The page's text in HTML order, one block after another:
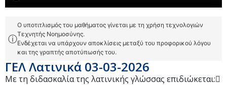
ⓘ
Ο υποτιτλισμός του μαθήματος γίνεται με τη χρήση τεχνολογιών
Τεχνητής Νοημοσύνης.
Ενδέχεται να υπάρχουν αποκλίσεις μεταξύ του προφορικού λόγου
και της γραπτής αποτύπωσής του.
ΓΕΛ Λατινικά 03-03-2026
Με τη διδασκαλία της λατινικής γλώσσας επιδιώκεται: